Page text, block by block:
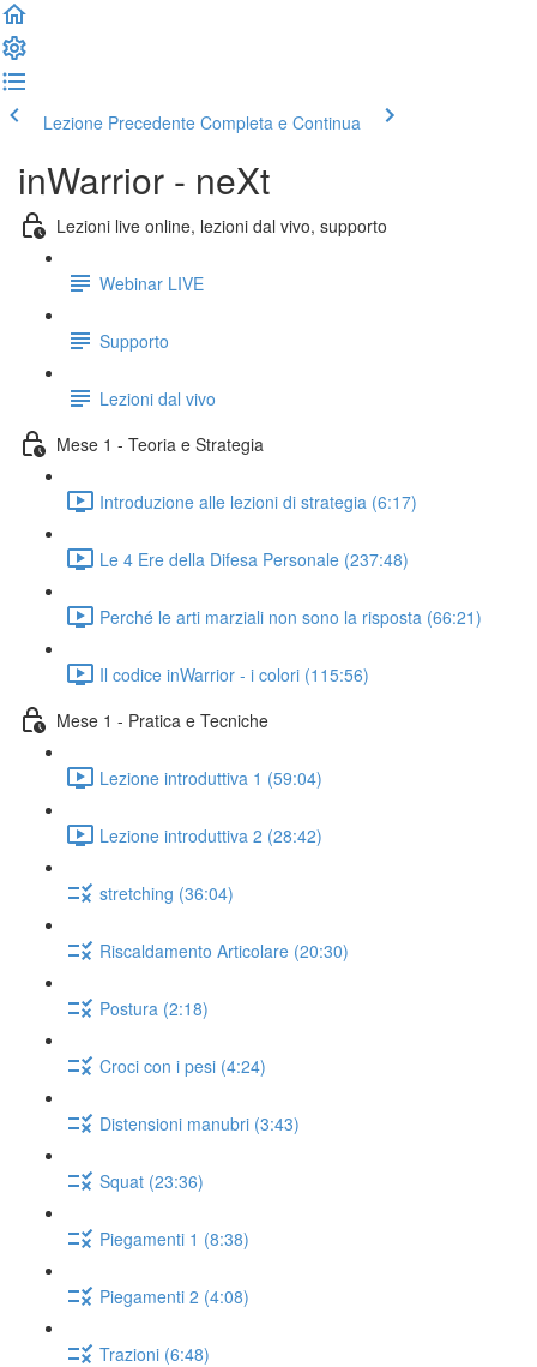
Lezione Precedente Completa e Continua
inWarrior - neXt
Lezioni live online, lezioni dal vivo, supporto
Webinar LIVE
Supporto
Lezioni dal vivo
Mese 1 - Teoria e Strategia
Introduzione alle lezioni di strategia (6:17)
Le 4 Ere della Difesa Personale (237:48)
Perché le arti marziali non sono la risposta (66:21)
Il codice inWarrior - i colori (115:56)
Mese 1 - Pratica e Tecniche
Lezione introduttiva 1 (59:04)
Lezione introduttiva 2 (28:42)
stretching (36:04)
Riscaldamento Articolare (20:30)
Postura (2:18)
Croci con i pesi (4:24)
Distensioni manubri (3:43)
Squat (23:36)
Piegamenti 1 (8:38)
Piegamenti 2 (4:08)
Trazioni (6:48)